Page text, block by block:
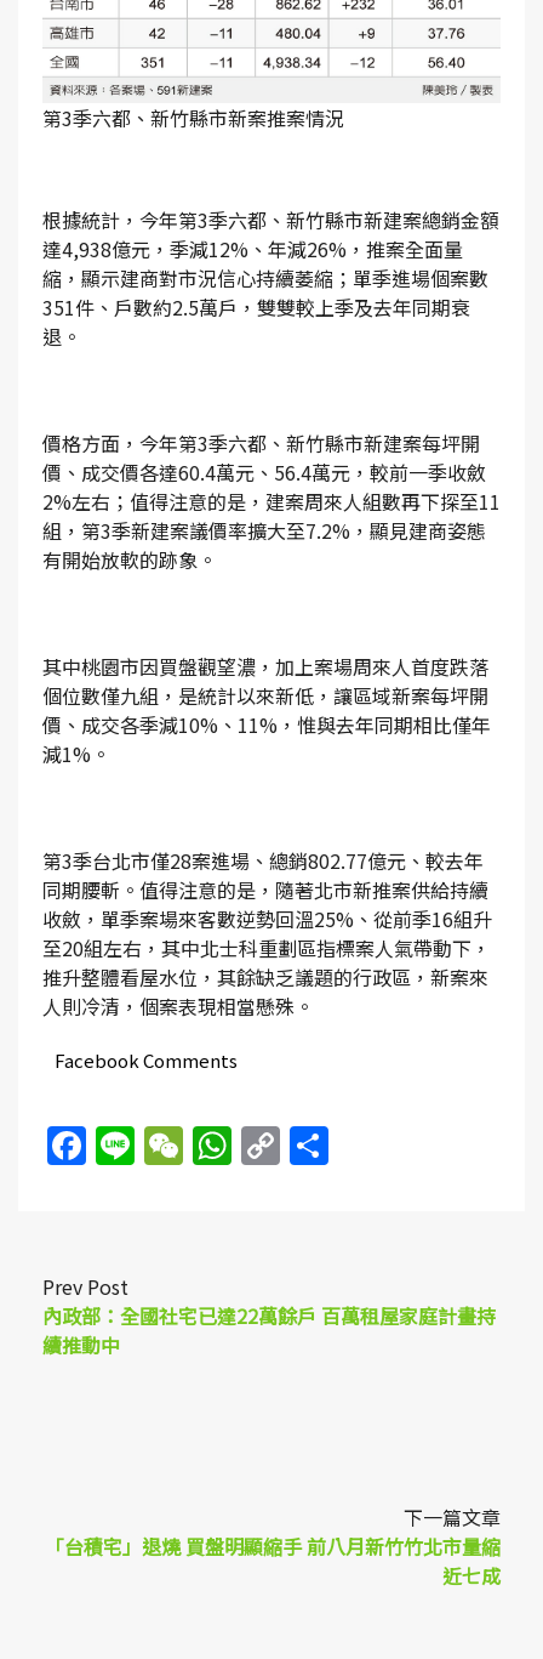
第3季六都、新竹縣市新案推案情況
根據統計，今年第3季六都、新竹縣市新建案總銷金額
達4,938億元，季減12%、年減26%，推案全面量
縮，顯示建商對市況信心持續萎縮；單季進場個案數
351件、戶數約2.5萬戶，雙雙較上季及去年同期衰
退。
價格方面，今年第3季六都、新竹縣市新建案每坪開
價、成交價各達60.4萬元、56.4萬元，較前一季收斂
2%左右；值得注意的是，建案周來人組數再下探至11
組，第3季新建案議價率擴大至7.2%，顯見建商姿態
有開始放軟的跡象。
其中桃園市因買盤觀望濃，加上案場周來人首度跌落
個位數僅九組，是統計以來新低，讓區域新案每坪開
價、成交各季減10%、11%，惟與去年同期相比僅年
減1%。
第3季台北市僅28案進場、總銷802.77億元、較去年
同期腰斬。值得注意的是，隨著北市新推案供給持續
收斂，單季案場來客數逆勢回溫25%、從前季16組升
至20組左右，其中北士科重劃區指標案人氣帶動下，
推升整體看屋水位，其餘缺乏議題的行政區，新案來
人則冷清，個案表現相當懸殊。
Facebook Comments
Facebook
LineWeChat
WhatsApp
Copy
Link
Prev Post
內政部：全國社宅已達22萬餘戶 百萬租屋家庭計畫持
續推動中
下一篇文章
「台積宅」退燒 買盤明顯縮手 前八月新竹竹北市量縮
近七成